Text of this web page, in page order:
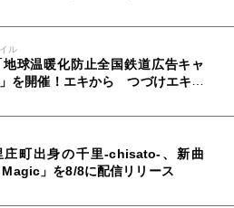
ル
球温暖化防止全国鉄道広告キャ
を開催！エキから つづけエキか
エコな鉄道とともに。
庄町出身の千里-chisato-、新曲
Magic」を8/8に配信リリース